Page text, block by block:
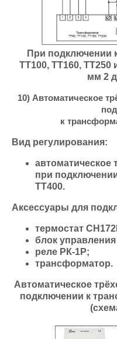
При подключении
ТТ100, ТТ160, ТТ250
мм 2
10) Автоматическое
к
Вид регулирования:
автоматическое
при
ТТ400.
Аксессуары для
термостат
блок
реле РК-1Р;
трансформатор.
Автоматическое
подключении к